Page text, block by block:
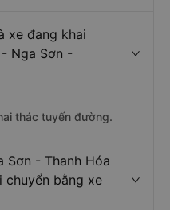
xe đang khai
Nga Sơn -
thác tuyến đường.
Sơn - Thanh Hóa
chuyển bằng xe